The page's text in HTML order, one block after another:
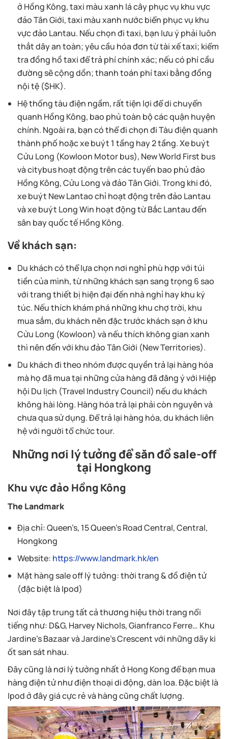
ở Hồng Kông, taxi màu xanh lá cây phục vụ khu vực
đảo Tân Giới, taxi màu xanh nước biển phục vụ khu
vực đảo Lantau. Nếu chọn đi taxi, bạn lưu ý phải luôn
thắt dây an toàn; yêu cầu hóa đơn từ tài xế taxi; kiểm
tra đồng hồ taxi để trả phí chính xác; nếu có phí cầu
đường sẽ cộng dồn; thanh toán phí taxi bằng đồng
nội tệ ($HK).
Hệ thống tàu điện ngầm, rất tiện lợi để di chuyển
quanh Hồng Kông, bao phủ toàn bộ các quận huyện
chính. Ngoài ra, bạn có thể đi chọn đi Tàu điện quanh
thành phố hoặc xe buýt 1 tầng hay 2 tầng. Xe buýt
Cửu Long (Kowloon Motor bus), New World First bus
và citybus hoạt động trên các tuyến bao phủ đảo
Hồng Kông, Cửu Long và đảo Tân Giới. Trong khi đó,
xe buýt New Lantao chỉ hoạt động trên đảo Lantau
và xe buýt Long Win hoạt động từ Bắc Lantau đến
sân bay quốc tế Hồng Kông.
Về khách sạn:
Du khách có thể lựa chọn nơi nghỉ phù hợp với túi
tiền của mình, từ những khách sạn sang trọng 6 sao
với trang thiết bị hiện đại đến nhà nghỉ hay khu ký
túc. Nếu thích khám phá những khu chợ trời, khu
mua sắm, du khách nên đặc trước khách sạn ở khu
Cửu Long (Kowloon) và nếu thích không gian xanh
thì nên đến với khu đảo Tân Giới (New Territories).
Du khách đi theo nhóm được quyền trả lại hàng hóa
mà họ đã mua tại những cửa hàng đã đăng ý với Hiệp
hội Du lịch (Travel Industry Council) nếu du khách
không hài lòng. Hàng hóa trả lại phải còn nguyên và
chưa qua sử dụng. Để trả lại hàng hóa, du khách liên
hệ với người tổ chức tour.
Những nơi lý tưởng để săn đồ sale-off
tại Hongkong
Khu vực đảo Hồng Kông
The Landmark
Địa chỉ: Queen’s, 15 Queen’s Road Central, Central,
Hongkong
Website: https://www.landmark.hk/en
Mặt hàng sale off lý tưởng: thời trang & đồ điện tử
(đặc biệt là Ipod)
Nơi đây tập trung tất cả thương hiệu thời trang nổi
tiếng như: D&G, Harvey Nichols, Gianfranco Ferre… Khu
Jardine’s Bazaar và Jardine’s Crescent với những dãy ki
ốt san sát nhau.
Đây cũng là nơi lý tưởng nhất ở Hong Kong để bạn mua
hàng điện tử như điện thoại di động, dàn loa. Đặc biệt là
Ipod ở đây giá cực rẻ và hàng cũng chất lượng.